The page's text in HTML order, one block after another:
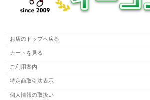
お店のトップへ戻る
カートを見る
ご利用案内
特定商取引法表示
個人情報の取扱い